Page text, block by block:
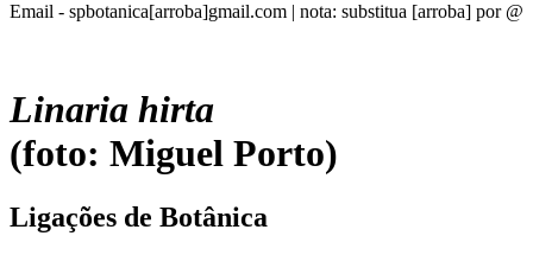
Email - spbotanica[arroba]gmail.com | nota: substitua [arroba] por @
Linaria hirta
(foto: Miguel Porto)
Ligações de Botânica